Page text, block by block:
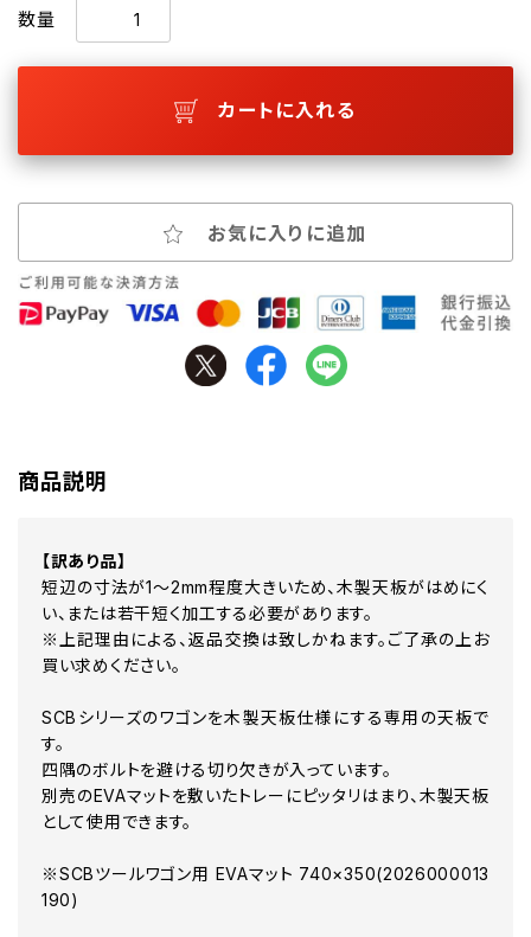
数量
カートに入れる
お気に入りに追加
商品説明
【訳あり品】
短辺の寸法が1～2mm程度大きいため、木製天板がはめにく
い、または若干短く加工する必要があります。
※上記理由による、返品交換は致しかねます。ご了承の上お
買い求めください。
SCBシリーズのワゴンを木製天板仕様にする専用の天板で
す。
四隅のボルトを避ける切り欠きが入っています。
別売のEVAマットを敷いたトレーにピッタリはまり、木製天板
として使用できます。
※SCBツールワゴン用 EVAマット 740×350(2026000013
190)